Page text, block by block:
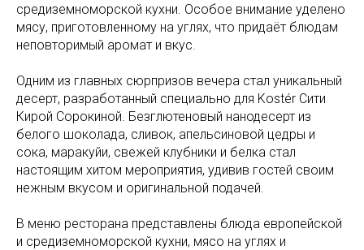
средиземноморской кухни. Особое внимание уделено
мясу, приготовленному на углях, что придаёт блюдам
неповторимый аромат и вкус.
Одним из главных сюрпризов вечера стал уникальный
десерт, разработанный специально для Kostér Сити
Кирой Сорокиной. Безглютеновый нанодесерт из
белого шоколада, сливок, апельсиновой цедры и
сока, маракуйи, свежей клубники и белка стал
настоящим хитом мероприятия, удивив гостей своим
нежным вкусом и оригинальной подачей.
В меню ресторана представлены блюда европейской
и средиземноморской кухни, мясо на углях и